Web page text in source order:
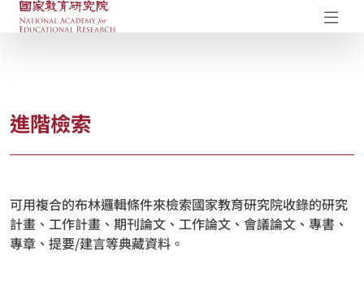
國家教育研究院-研究成果典藏庫
進階檢索
可用複合的布林邏輯條件來檢索國家教育研究院收錄的研究
計畫、工作計畫、期刊論文、工作論文、會議論文、專書、
專章、提要/建言等典藏資料。